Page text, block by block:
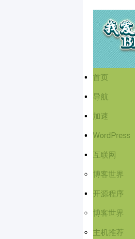
首页
导航
加速
WordPress
互联网
博客世界
开源程序
博客世界
主机推荐